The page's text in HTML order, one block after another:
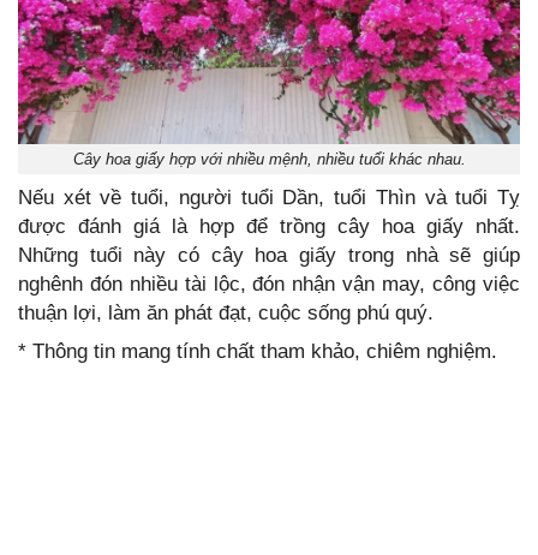
Cây hoa giấy hợp với nhiều mệnh, nhiều tuổi khác nhau.
Nếu xét về tuổi, người tuổi Dần, tuổi Thìn và tuổi Tỵ
được đánh giá là hợp để trồng cây hoa giấy nhất.
Những tuổi này có cây hoa giấy trong nhà sẽ giúp
nghênh đón nhiều tài lộc, đón nhận vận may, công việc
thuận lợi, làm ăn phát đạt, cuộc sống phú quý.
* Thông tin mang tính chất tham khảo, chiêm nghiệm.